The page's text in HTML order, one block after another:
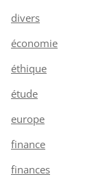
divers
économie
éthique
étude
europe
finance
finances